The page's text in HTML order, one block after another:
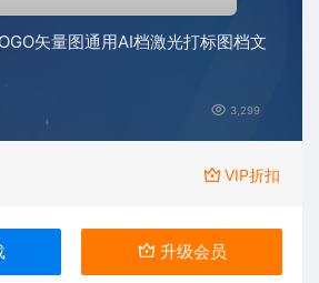
矢量图通用AI档激光打标图档文
3,299
VIP折扣
升级会员